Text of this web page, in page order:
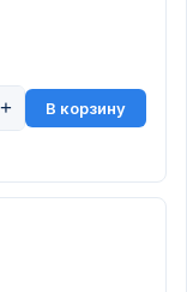
+ В корзину